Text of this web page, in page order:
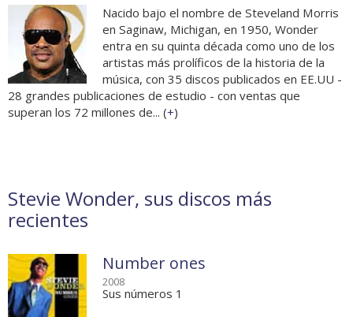
Nacido bajo el nombre de Steveland Morris
en Saginaw, Michigan, en 1950, Wonder
entra en su quinta década como uno de los
artistas más prolíficos de la historia de la
música, con 35 discos publicados en EE.UU -
28 grandes publicaciones de estudio - con ventas que
superan los 72 millones de... (+)
Stevie Wonder, sus discos más
recientes
Number ones
2008
Sus números 1